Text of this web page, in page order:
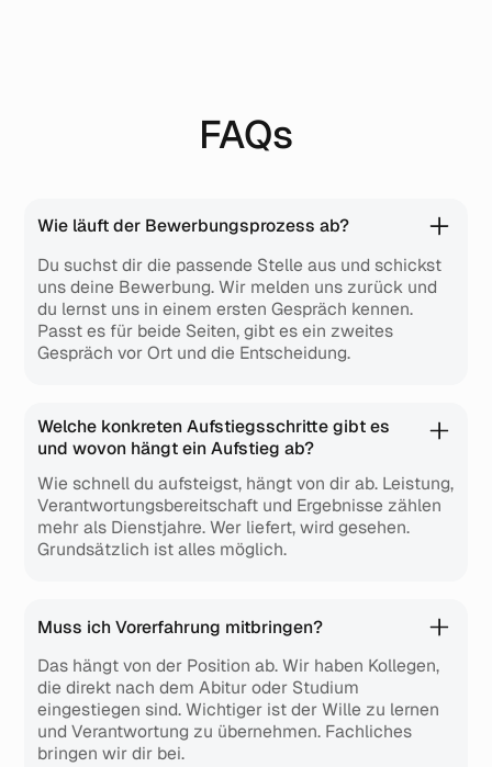
FAQs
Wie läuft der Bewerbungsprozess ab?
Du suchst dir die passende Stelle aus und schickst
uns deine Bewerbung. Wir melden uns zurück und
du lernst uns in einem ersten Gespräch kennen.
Passt es für beide Seiten, gibt es ein zweites
Gespräch vor Ort und die Entscheidung.
Welche konkreten Aufstiegsschritte gibt es
und wovon hängt ein Aufstieg ab?
Wie schnell du aufsteigst, hängt von dir ab. Leistung,
Verantwortungsbereitschaft und Ergebnisse zählen
mehr als Dienstjahre. Wer liefert, wird gesehen.
Grundsätzlich ist alles möglich.
Muss ich Vorerfahrung mitbringen?
Das hängt von der Position ab. Wir haben Kollegen,
die direkt nach dem Abitur oder Studium
eingestiegen sind. Wichtiger ist der Wille zu lernen
und Verantwortung zu übernehmen. Fachliches
bringen wir dir bei.